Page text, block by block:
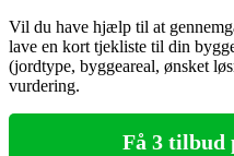
Vil du have hjælp til at
lave en kort tjekliste til din
(jordtype, byggeareal, ønsket
vurdering.
Få 3 tilbud